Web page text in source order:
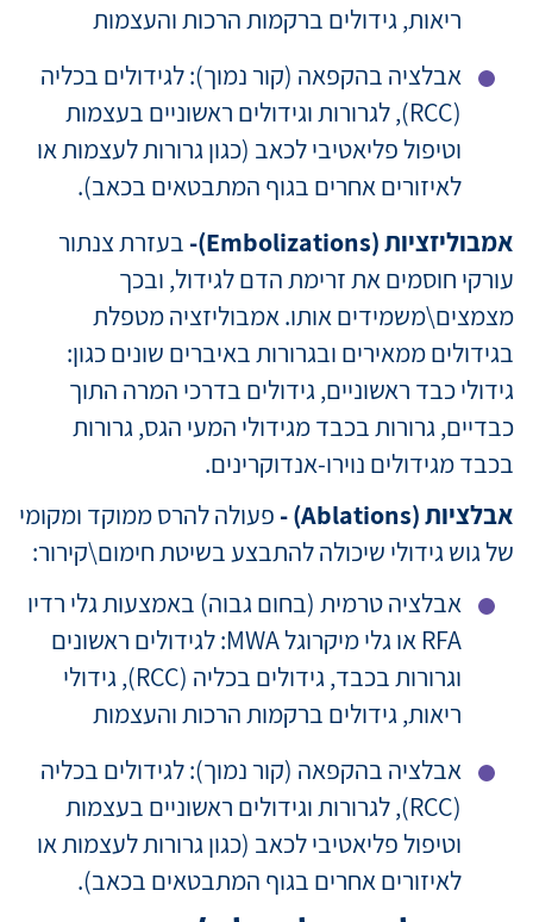
ריאות, גידולים ברקמות הרכות והעצמות
אבלציה בהקפאה (קור נמוך): לגידולים בכליה
(RCC), לגרורות וגידולים ראשוניים בעצמות
וטיפול פליאטיבי לכאב (כגון גרורות לעצמות או
לאיזורים אחרים בגוף המתבטאים בכאב).
אמבוליזציות (Embolizations)-
בעזרת צנתור
עורקי חוסמים את זרימת הדם לגידול, ובכך
מצמצים\משמידים אותו. אמבוליזציה מטפלת
בגידולים ממאירים ובגרורות באיברים שונים כגון:
גידולי כבד ראשוניים, גידולים בדרכי המרה התוך
כבדיים, גרורות בכבד מגידולי המעי הגס, גרורות
בכבד מגידולים נוירו-אנדוקרינים.
אבלציות (Ablations) -
פעולה להרס ממוקד ומקומי
של גוש גידולי שיכולה להתבצע בשיטת חימום\קירור:
אבלציה טרמית (בחום גבוה) באמצעות גלי רדיו
RFA או גלי מיקרוגל MWA: לגידולים ראשונים
וגרורות בכבד, גידולים בכליה (RCC), גידולי
ריאות, גידולים ברקמות הרכות והעצמות
אבלציה בהקפאה (קור נמוך): לגידולים בכליה
(RCC), לגרורות וגידולים ראשוניים בעצמות
וטיפול פליאטיבי לכאב (כגון גרורות לעצמות או
לאיזורים אחרים בגוף המתבטאים בכאב).